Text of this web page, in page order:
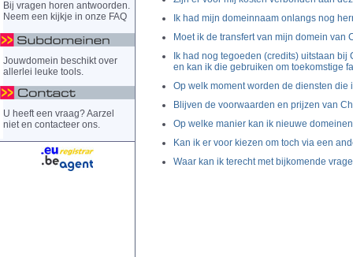
Bij vragen horen antwoorden.
Neem een kijkje in onze FAQ
Jouwdomein beschikt over
allerlei leuke tools.
U heeft een vraag? Aarzel
niet en contacteer ons.
Ik had mijn domeinnaam onlangs nog
Moet ik de transfert van mijn domein
Ik had nog tegoeden (credits) uitstaan
en kan ik die gebruiken om toekomstige
Op welk moment worden de diensten
Blijven de voorwaarden en prijzen van
Op welke manier kan ik nieuwe
Kan ik er voor kiezen om toch via een
Waar kan ik terecht met bijkomende